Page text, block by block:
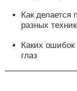
Как делается
разных
Каких ошибок
глаз